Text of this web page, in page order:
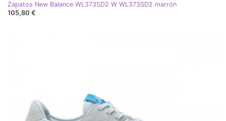
Zapatos New Balance WL373SD2 W WL373SD2 marrón
105,80 €